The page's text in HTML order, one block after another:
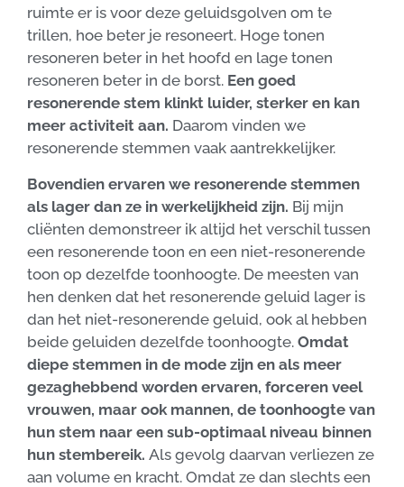
ruimte er is voor deze geluidsgolven om te
trillen, hoe beter je resoneert. Hoge tonen
resoneren beter in het hoofd en lage tonen
resoneren beter in de borst. Een goed
resonerende stem klinkt luider, sterker en kan
meer activiteit aan. Daarom vinden we
resonerende stemmen vaak aantrekkelijker.
Bovendien ervaren we resonerende stemmen
als lager dan ze in werkelijkheid zijn. Bij mijn
cliënten demonstreer ik altijd het verschil tussen
een resonerende toon en een niet-resonerende
toon op dezelfde toonhoogte. De meesten van
hen denken dat het resonerende geluid lager is
dan het niet-resonerende geluid, ook al hebben
beide geluiden dezelfde toonhoogte. Omdat
diepe stemmen in de mode zijn en als meer
gezaghebbend worden ervaren, forceren veel
vrouwen, maar ook mannen, de toonhoogte van
hun stem naar een sub-optimaal niveau binnen
hun stembereik. Als gevolg daarvan verliezen ze
aan volume en kracht. Omdat ze dan slechts een